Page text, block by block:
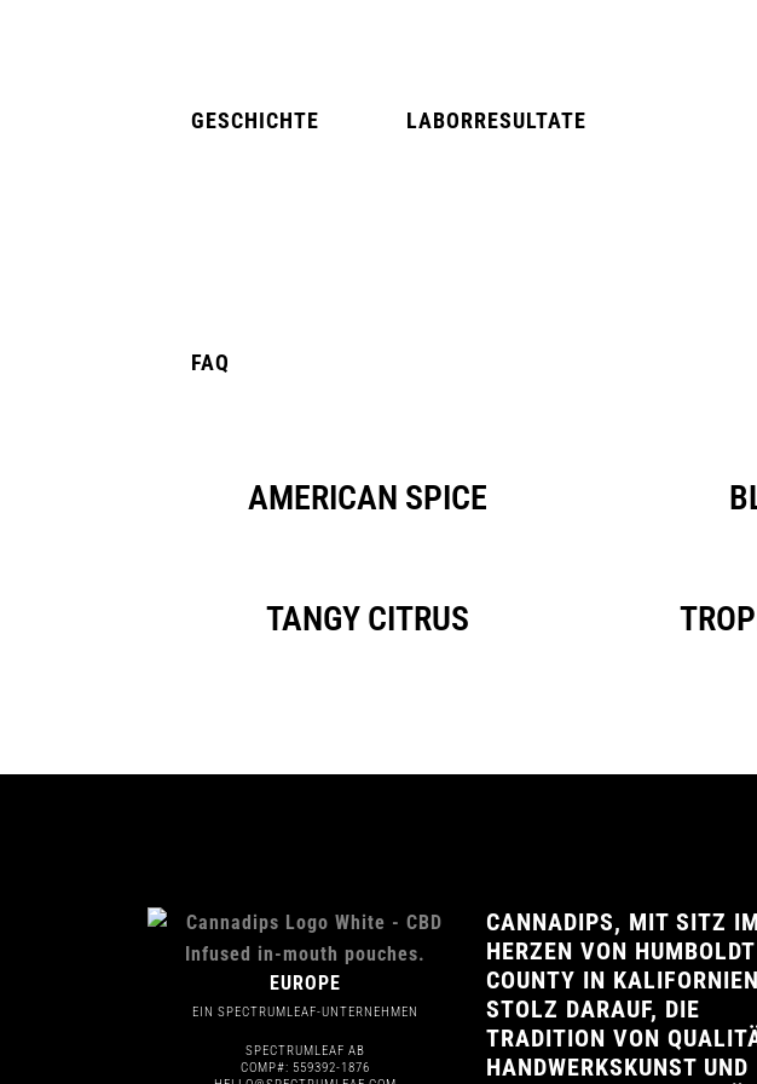
GESCHICHTE LABORRESULTATE
FAQ
AMERICAN SPICE
TANGY CITRUS
EUROPE
EIN SPECTRUMLEAF-UNTERNEHMEN
SPECTRUMLEAF AB
COMP#: 559392-1876
CANNADIPS, MIT SITZ IM
HERZEN VON HUMBOLDT
COUNTY IN
STOLZ DARAUF, DIE
TRADITION VON
HANDWERKSKUNST UND